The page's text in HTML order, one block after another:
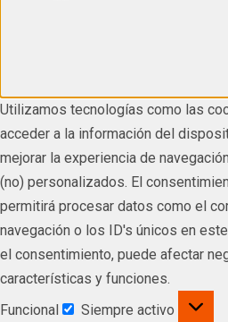
Utilizamos tecnologías como las
acceder a la información del
mejorar la experiencia de
(no) personalizados. El
permitirá procesar datos como el
navegación o los ID's únicos en
el consentimiento, puede afectar
características y funciones.
Funcional
Siempre activo